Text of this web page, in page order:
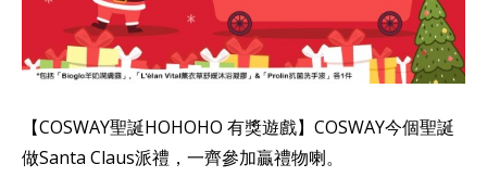
【COSWAY聖誕HOHOHO 有獎遊戲】COSWAY今個聖誕
做Santa Claus派禮，一齊參加贏禮物喇。